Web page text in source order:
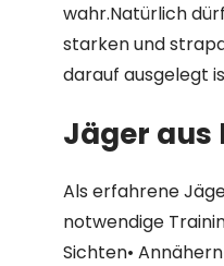
wahr.Natürlich
starken und
darauf ausgelegt
Jäger aus
Als erfahrene
notwendige
Sichten•